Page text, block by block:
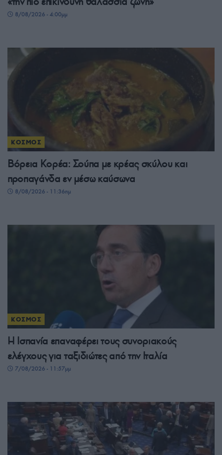
8/08/2026 - 4:00μμ
ΚΟΣΜΟΣ
Βόρεια Κορέα: Σούπα με κρέας σκύλου και
προπαγάνδα εν μέσω καύσωνα
8/08/2026 - 11:36πμ
ΚΟΣΜΟΣ
Η Ισπανία επαναφέρει τους συνοριακούς
ελέγχους για ταξιδιώτες από την Ιταλία
7/08/2026 - 11:57μμ